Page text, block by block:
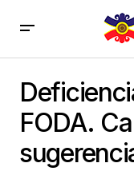
sugerencias
FODA.